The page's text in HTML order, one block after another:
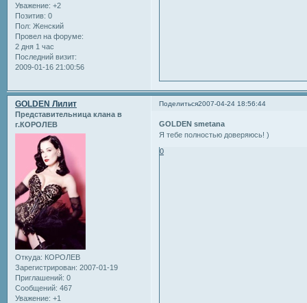
Уважение: +2
Позитив: 0
Пол: Женский
Провел на форуме:
2 дня 1 час
Последний визит:
2009-01-16 21:00:56
Поделиться2007-04-24 18:56:44
GOLDEN Лилит
Представительница клана в
г.КОРОЛЕВ
Откуда: КОРОЛЕВ
Зарегистрирован: 2007-01-19
Приглашений: 0
Сообщений: 467
Уважение: +1
GOLDEN smetana
Я тебе полностью доверяюсь! )
0